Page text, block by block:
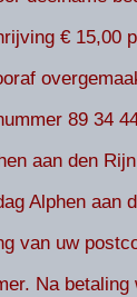
€ 15,00
89 34
aan den
Alphen aan
van uw
Na betaling